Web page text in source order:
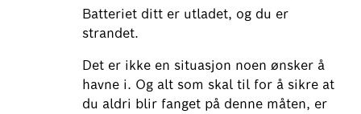
Batteriet ditt er utladet, og du er
strandet.
Det er ikke en situasjon noen ønsker å
havne i. Og alt som skal til for å sikre at
du aldri blir fanget på denne måten, er